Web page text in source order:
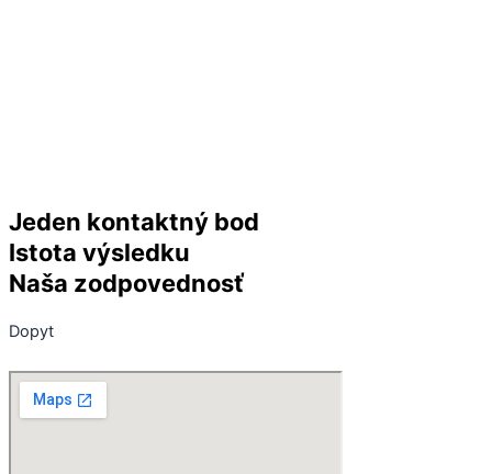
Jeden kontaktný bod
Istota výsledku
Naša zodpovednosť
Dopyt